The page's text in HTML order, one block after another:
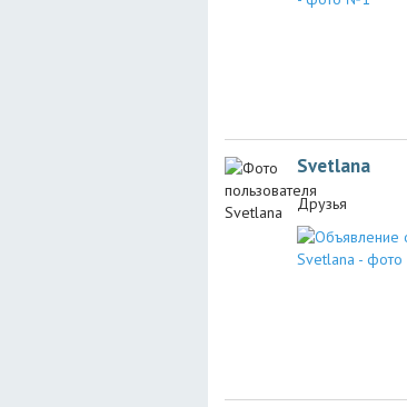
Svetlana
Друзья